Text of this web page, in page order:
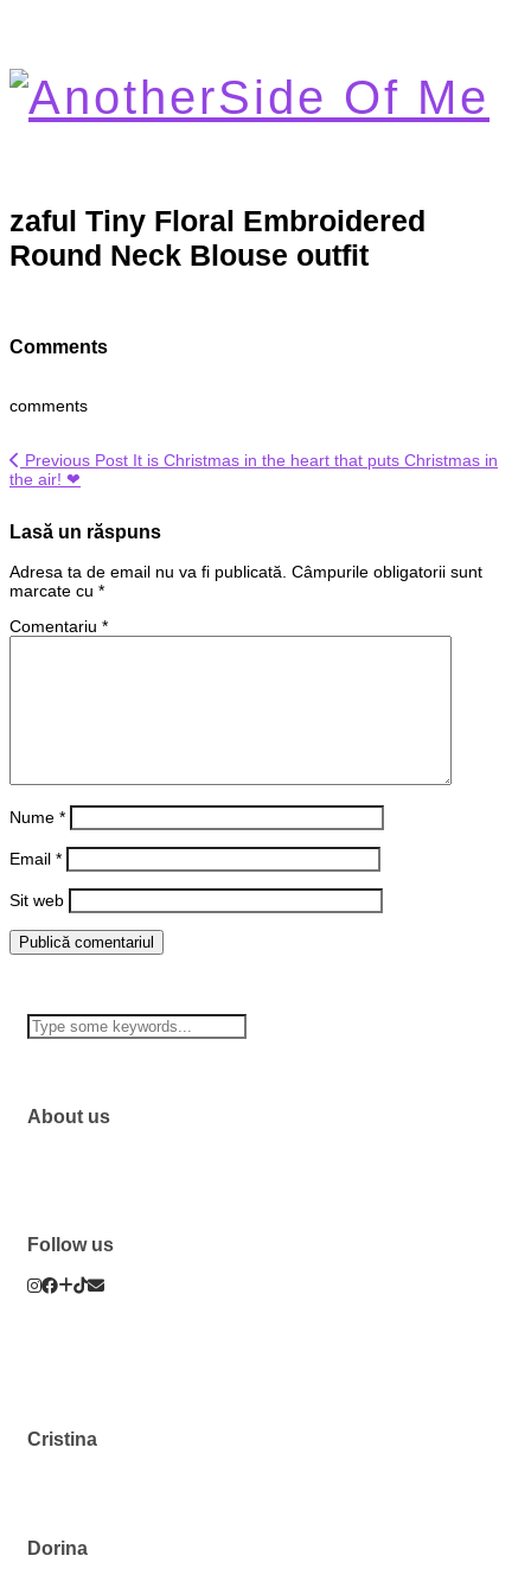
zaful Tiny Floral Embroidered
Round Neck Blouse outfit
Comments
comments
Previous Post It is Christmas in the heart that puts Christmas in
the air! ❤
Lasă un răspuns
Adresa ta de email nu va fi publicată. Câmpurile obligatorii sunt
marcate cu *
Comentariu *
Nume *
Email *
Sit web
About us
Follow us
Cristina
Dorina